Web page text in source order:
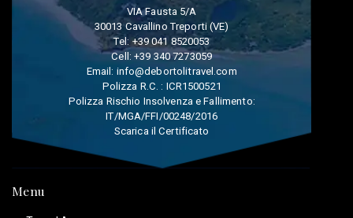
VIA Fausta 5/A
30013 Cavallino Treporti (VE)
Tel:+39 041 8520053
Cell:+39 340 7273059
Email: info@debortolitravel.com
Polizza R.C. : ICR1500521
Polizza Rischio Insolvenza e Fallimento:
IT/MGA/FFI/00248/2016
Scarica il Certificato
Menu